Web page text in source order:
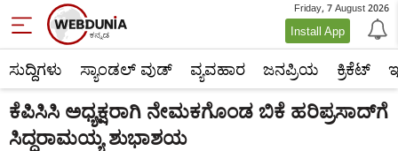
Friday, 7 August 2026
Install App
ಸುದ್ದಿಗಳು ಸ್ಯಾಂಡಲ್ ವುಡ್ ವ್ಯವಹಾರ ಜನಪ್ರಿಯ ಕ್ರಿಕೆಟ್‌
ಕೆಪಿಸಿಸಿ ಅಧ್ಯಕ್ಷರಾಗಿ ನೇಮಕಗೊಂಡ ಬಿಕೆ ಹರಿಪ್ರಸಾದ್‌ಗೆ
ಸಿದ್ಧರಾಮಯ್ಯ ಶುಭಾಶಯ